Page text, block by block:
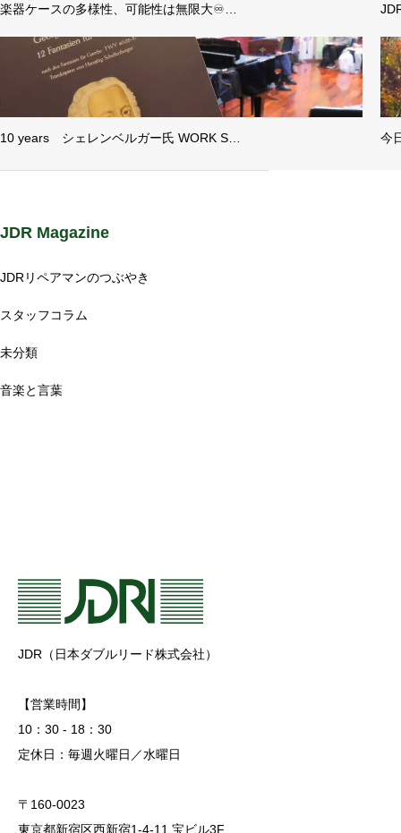
楽器ケースの多様性、可能性は無限大♾…
10 years シェレンベルガー氏 WORK S… 今
JDR Magazine
JDRリペアマンのつぶやき
スタッフコラム
未分類
音楽と言葉
JDR（日本ダブルリード株式会社）
【営業時間】
10：30 - 18：30
定休日：毎週火曜日／水曜日
〒160-0023
東京都新宿区西新宿1-4-11 宝ビル3F